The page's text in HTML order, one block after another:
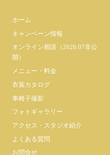
ホーム
キャンペーン情報
オンライン相談（2026.07非公
開）
メニュー・料金
衣装カタログ
車椅子撮影
フォトギャラリー
アクセス・スタジオ紹介
よくある質問
お問合せ